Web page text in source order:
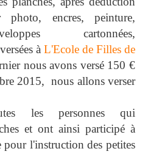
encres, peinture,
cartonnées,
à L'Ecole de Filles de
nous avons versé 150 €
2015, nous allons verser
les personnes qui
et ont ainsi participé à
l'instruction des petites